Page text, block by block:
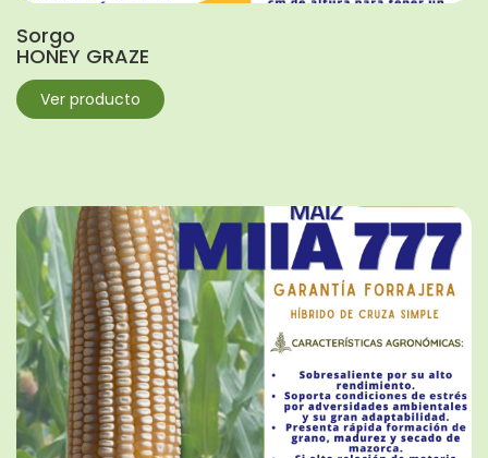
Sorgo
HONEY GRAZE
Ver producto